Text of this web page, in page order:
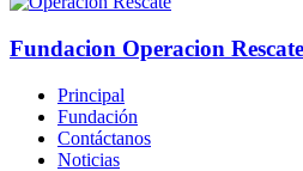
Fundacion Operacion Rescate
Principal
Fundación
Contáctanos
Noticias